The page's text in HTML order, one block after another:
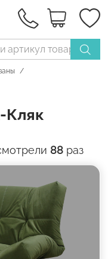
Кляк
88 раз